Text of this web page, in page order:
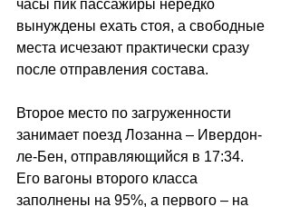
часы пик пассажиры нередко
вынуждены ехать стоя, а свободные
места исчезают практически сразу
после отправления состава.
Второе место по загруженности
занимает поезд Лозанна – Ивердон-
ле-Бен, отправляющийся в 17:34.
Его вагоны второго класса
заполнены на 95%, а первого – на